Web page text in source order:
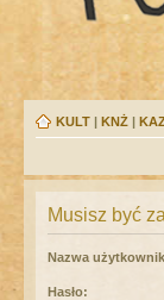
KULT | KNŻ |
Musisz być
Nazwa
Hasło: